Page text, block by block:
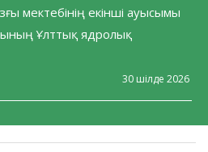
мектебінің екінші ауысымы
Ұлттық ядролық
30 шілде 2026